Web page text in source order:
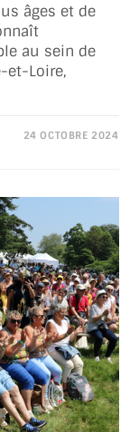
âges et de
au sein de
et-Loire,
24 OCTOBRE 2024